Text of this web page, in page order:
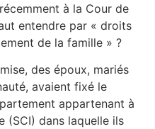
à la Cour de
entendre par « droits
de la famille » ?
des époux, mariés
avaient fixé le
appartenant à
(SCI) dans laquelle ils